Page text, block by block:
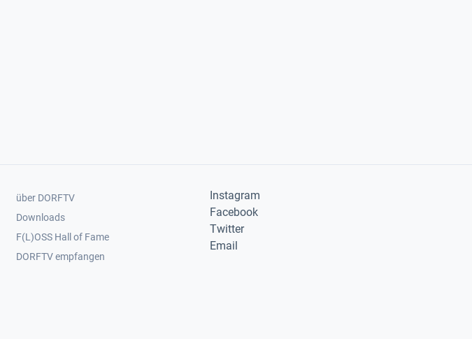
Footer 3
über DORFTV
Downloads
F(L)OSS Hall of Fame
Footer 4
DORFTV empfangen
Instagram
Facebook
Twitter
Email